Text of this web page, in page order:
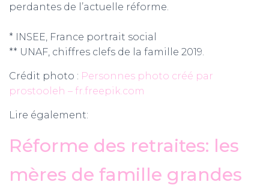
perdantes de l’actuelle réforme.
* INSEE, France portrait social
** UNAF, chiffres clefs de la famille 2019.
Crédit photo : Personnes photo créé par
prostooleh – fr.freepik.com
Lire également:
Réforme des retraites: les
mères de famille grandes